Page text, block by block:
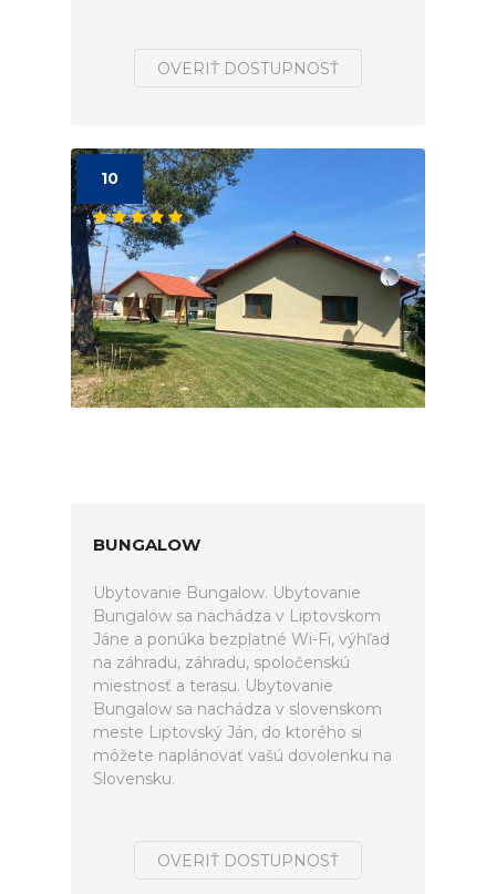
OVERIŤ DOSTUPNOSŤ
10
BUNGALOW
Ubytovanie Bungalow. Ubytovanie
Bungalow sa nachádza v Liptovskom
Jáne a ponúka bezplatné Wi-Fi, výhľad
na záhradu, záhradu, spoločenskú
miestnosť a terasu. Ubytovanie
Bungalow sa nachádza v slovenskom
meste Liptovský Ján, do ktorého si
môžete naplánovať vašú dovolenku na
Slovensku.
OVERIŤ DOSTUPNOSŤ